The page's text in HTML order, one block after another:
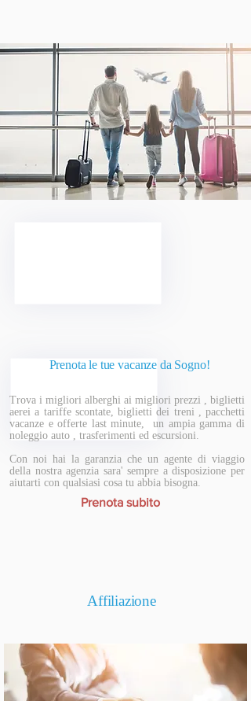
Prenota le tue vacanze da Sogno!
Trova i migliori alberghi ai migliori prezzi , biglietti
aerei a tariffe scontate, biglietti dei treni , pacchetti
vacanze e offerte last minute, un ampia gamma di
noleggio auto , trasferimenti ed escursioni.
Con noi hai la garanzia che un agente di viaggio
della nostra agenzia sara' sempre a disposizione per
aiutarti con qualsiasi cosa tu abbia bisogna.
Prenota subito
Affiliazione